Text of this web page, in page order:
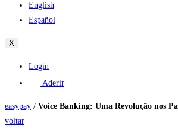
English
Español
X
Login
Aderir
easypay / Voice Banking: Uma Revolução nos
voltar